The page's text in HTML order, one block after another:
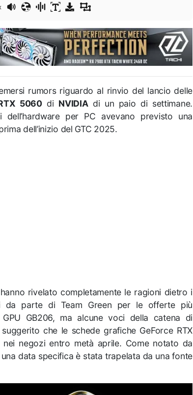
rumors riguardo al rinvio del lancio delle
5060di NVIDIAdi un paio di settimane.
dell’hardware per PC avevano previsto una
dell’inizio del GTC 2025.
rivelato completamente le ragioni dietro i
da parte di Team Green per le offerte più
GPU GB206, ma alcune voci della catena di
che le schede grafiche GeForce RTX
negozi entro metà aprile. Come notato da
data specifica è stata trapelata da una fonte